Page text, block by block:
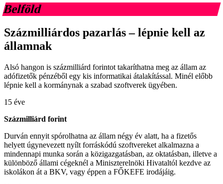
Belföld
Százmilliárdos pazarlás – lépnie kell az
államnak
Alsó hangon is százmilliárd forintot takaríthatna meg az állam az
adófizetők pénzéből egy kis informatikai átalakítással. Minél előbb
lépnie kell a kormánynak a szabad szoftverek ügyében.
15 éve
Százmilliárd forint
Durván ennyit spórolhatna az állam négy év alatt, ha a fizetős
helyett úgynevezett nyílt forráskódú szoftvereket alkalmazna a
mindennapi munka során a közigazgatásban, az oktatásban, illetve a
különböző állami cégeknél a Miniszterelnöki Hivataltól kezdve az
iskolákon át a BKV, vagy éppen a FŐKEFE irodájáig.